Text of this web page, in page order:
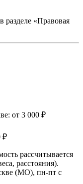
разделе «Правовая
от 3 000 ₽
₽
рассчитывается
расстояния).
(МО), пн-пт с